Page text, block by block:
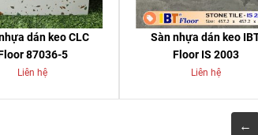
dán keo CLC
87036-5
Liên hệ
Sàn nhựa dán keo
Floor IS 2003
Liên hệ
←